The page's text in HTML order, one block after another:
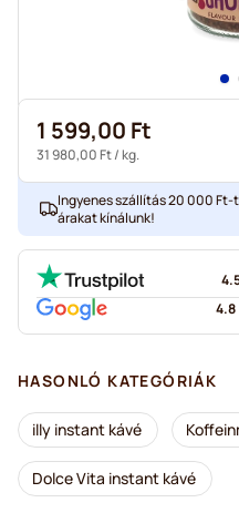
1 599,00 Ft
31 980,00 Ft/ kg.
Ingyenes szállítás 20 000 Ft-
árakat kínálunk!
4.8
HASONLÓ KATEGÓRIÁK
illy instant kávé
Dolce Vita instant kávé